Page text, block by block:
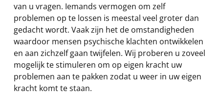
van u vragen. Iemands vermogen om zelf
problemen op te lossen is meestal veel groter dan
gedacht wordt. Vaak zijn het de omstandigheden
waardoor mensen psychische klachten ontwikkelen
en aan zichzelf gaan twijfelen. Wij proberen u zoveel
mogelijk te stimuleren om op eigen kracht uw
problemen aan te pakken zodat u weer in uw eigen
kracht komt te staan.